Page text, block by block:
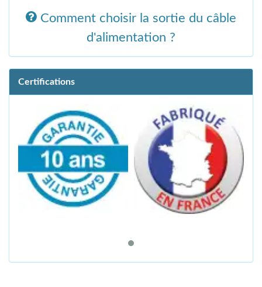
Comment choisir la sortie du câble
d'alimentation ?
Certifications